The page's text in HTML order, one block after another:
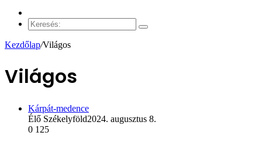
cikk
Keresés:
Kezdőlap/Világos
Világos
Kárpát-medence
Élő Székelyföld2024. augusztus 8.
0 125